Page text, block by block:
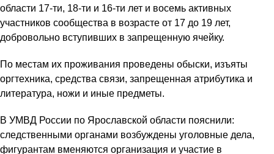
области 17-ти, 18-ти и 16-ти лет и восемь активных
участников сообщества в возрасте от 17 до 19 лет,
добровольно вступивших в запрещенную ячейку.
По местам их проживания проведены обыски, изъяты
оргтехника, средства связи, запрещенная атрибутика и
литература, ножи и иные предметы.
В УМВД России по Ярославской области пояснили:
следственными органами возбуждены уголовные дела,
фигурантам вменяются организация и участие в